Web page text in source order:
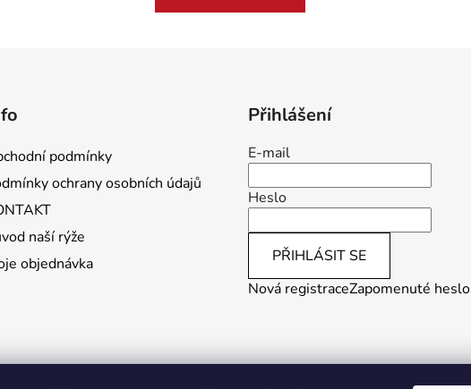
podmínky
ochrany osobních údajů
naší rýže
objednávka
Přihlášení
E-mail
Heslo
PŘIHLÁSIT SE
Nová registraceZapomenuté heslo